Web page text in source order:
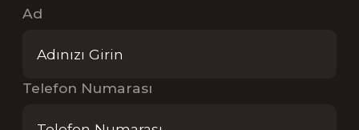
Ad
Telefon Numarası